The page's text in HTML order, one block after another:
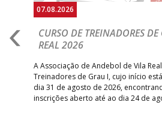
07.08.2026
CURSO DE TREINADORES
REAL 2026
A Associação de Andebol de Vila
Treinadores de Grau I, cujo início
dia 31 de agosto de 2026,
inscrições aberto até ao dia 24 de